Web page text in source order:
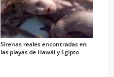
Sirenas reales encontradas en
las playas de Hawái y Egipto